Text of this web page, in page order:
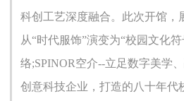
科创工艺深度融合。此次开馆，
从“时代服饰”演变为“校园文化
络;SPINOR空介--立足数字美学
创意科技企业，打造的八十年代